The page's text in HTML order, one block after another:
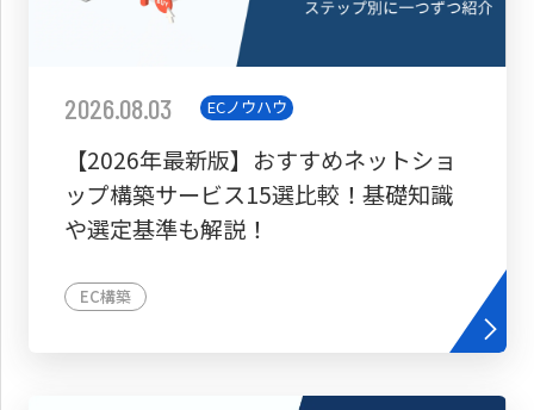
2026.08.03 ECノウハウ
【2026年最新版】おすすめネットショ
ップ構築サービス15選比較！基礎知識
や選定基準も解説！
EC構築